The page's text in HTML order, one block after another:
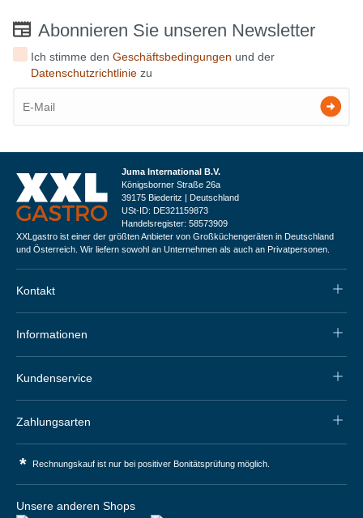
Abonnieren Sie unseren Newsletter
Ich stimme denGeschäftsbedingungen und der
Datenschutzrichtlinie zu
Juma International B.V.
Königsborner Straße 26a
39175 Biederitz | Deutschland
USt-ID: DE321159873
Handelsregister: 58573909
XXLgastro ist einer der größten Anbieter von Großküchengeräten in Deutschland
und Österreich. Wir liefern sowohl an Unternehmen als auch an Privatpersonen.
Kontakt
Informationen
Kundenservice
Zahlungsarten
* Rechnungskauf ist nur bei positiver Bonitätsprüfung möglich.
Unsere anderen Shops